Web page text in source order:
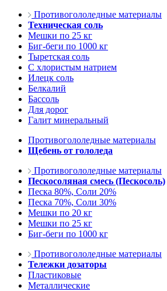
Противогололедные материалы
Техническая соль
Мешки по 25 кг
Биг-беги по 1000 кг
Тыретская соль
С хлористым натрием
Илецк соль
Белкалий
Бассоль
Для дорог
Галит минеральный
Противогололедные материалы
Щебень от гололеда
Противогололедные материалы
Пескосоляная смесь (Пескосоль)
Песка 80%, Соли 20%
Песка 70%, Соли 30%
Мешки по 20 кг
Мешки по 25 кг
Биг-беги по 1000 кг
Противогололедные материалы
Тележки дозаторы
Пластиковые
Металлические